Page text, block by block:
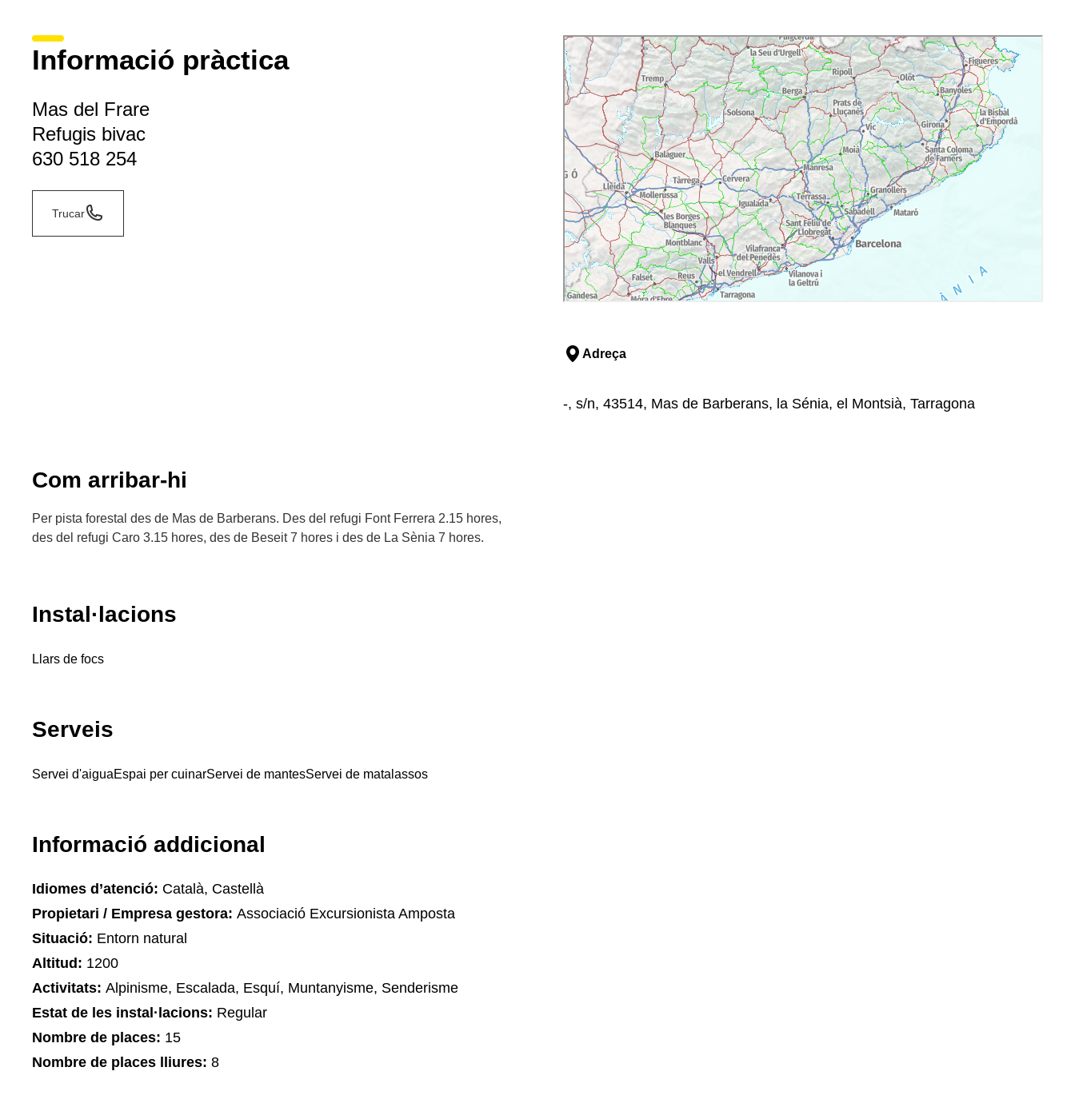
Informació pràctica
Mas del Frare
Refugis bivac
630 518 254
Trucar
Adreça
-, s/n, 43514, Mas de Barberans, la Sénia, el Montsià, Tarragona
Com arribar-hi
Per pista forestal des de Mas de Barberans. Des del refugi Font Ferrera 2.15 hores,
des del refugi Caro 3.15 hores, des de Beseit 7 hores i des de La Sènia 7 hores.
Instal·lacions
Llars de focs
Serveis
Servei d'aiguaEspai per cuinarServei de mantesServei de matalassos
Informació addicional
Idiomes d’atenció: Català, Castellà
Propietari / Empresa gestora: Associació Excursionista Amposta
Situació: Entorn natural
Altitud: 1200
Activitats: Alpinisme, Escalada, Esquí, Muntanyisme, Senderisme
Estat de les instal·lacions: Regular
Nombre de places: 15
Nombre de places lliures: 8